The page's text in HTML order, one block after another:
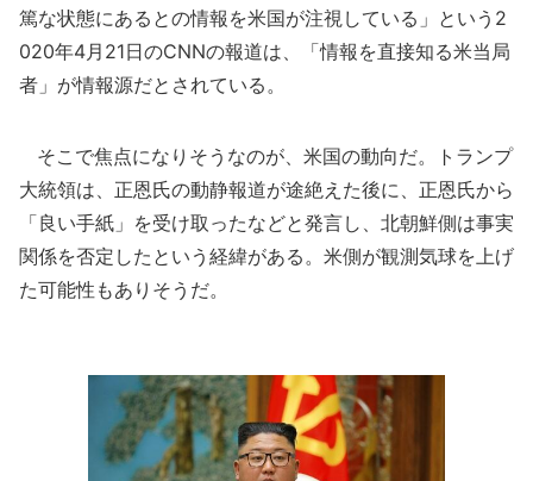
篤な状態にあるとの情報を米国が注視している」という2
020年4月21日のCNNの報道は、「情報を直接知る米当局
者」が情報源だとされている。
そこで焦点になりそうなのが、米国の動向だ。トランプ
大統領は、正恩氏の動静報道が途絶えた後に、正恩氏から
「良い手紙」を受け取ったなどと発言し、北朝鮮側は事実
関係を否定したという経緯がある。米側が観測気球を上げ
た可能性もありそうだ。